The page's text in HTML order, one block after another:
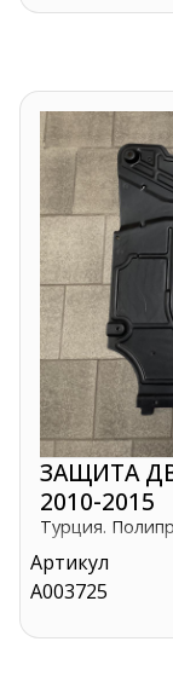
ЗАЩИТА
2010-2015
Турция.
Артикул
A003725